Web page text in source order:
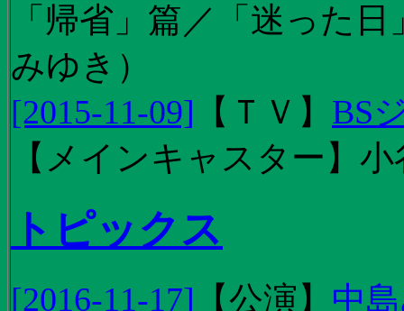
「帰省」篇／「迷った
みゆき）
[2015-11-09] 【 ＴＶ 】 BS
【メインキャスター】
トピックス
[2016-11-17] 【公演 】 中